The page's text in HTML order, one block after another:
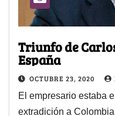
Triunfo de
España
OCTUBRE 23, 2020
El empresario estaba
extradición a